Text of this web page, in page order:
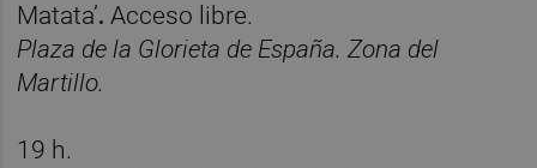
Matata’.Acceso libre.
Plaza de la Glorieta de España. Zona del
Martillo.
19 h.